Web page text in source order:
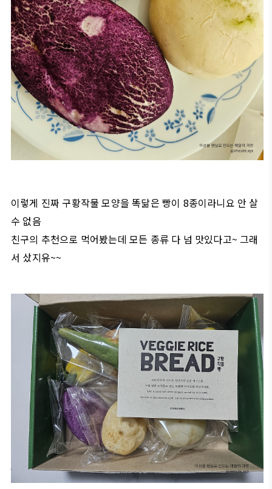
이렇게 진짜 구황작물 모양을 똑닮은 빵이 8종이라니요 안 살
수 없음
친구의 추천으로 먹어봤는데 모든 종류 다 넘 맛있다고~ 그래
서 샀지유~~